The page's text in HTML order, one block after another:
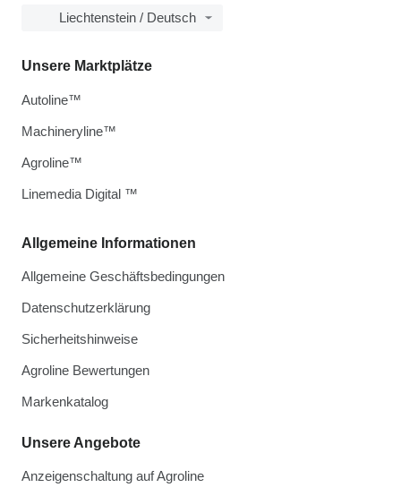
Liechtenstein / Deutsch
Allgemeine Informationen
Allgemeine Geschäftsbedingungen
Datenschutzerklärung
Sicherheitshinweise
Agroline Bewertungen
Markenkatalog
Unsere Angebote
Anzeigenschaltung auf Agroline
Unsere Marktplätze
Autoline™
Machineryline™
Agroline™
Linemedia Digital ™